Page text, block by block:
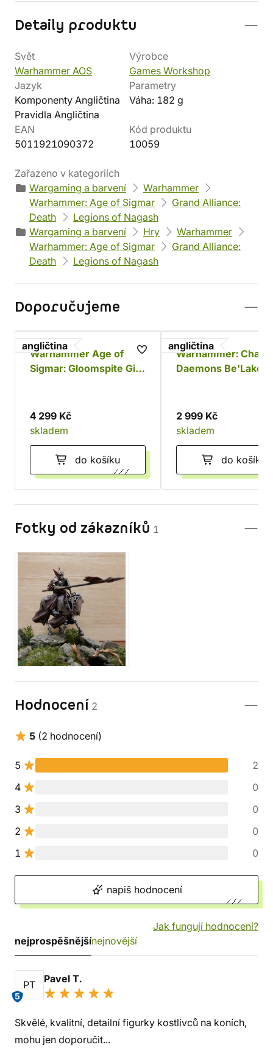
Detaily produktu
Svět
Warhammer AOS
Výrobce
Games Workshop
Jazyk
Komponenty Angličtina
Pravidla Angličtina
Parametry
Váha: 182 g
EAN
5011921090372
Kód produktu
10059
Zařazeno v kategoriích
Wargaming a barvení
Warhammer
Warhammer: Age of Sigmar
Grand Alliance:
Death
Legions of Nagash
Wargaming a barvení
Hry
Warhammer
Warhammer: Age of Sigmar
Grand Alliance:
Death
Legions of Nagash
Doporučujeme
angličtina
Warhammer Age of
Sigmar: Gloomspite Gitz
4 299 Kč
skladem
do košíku
angličtina
Warhammer: Chaos
Daemons Be'Lakor
2 999 Kč
skladem
do košíku
Fotky od zákazníků 1
Hodnocení 2
5 (2 hodnocení)
5
2
4
0
3
0
2
0
1
0
napiš hodnocení
Jak fungují hodnocení?
nejprospěšnějšínejnovější
PT
5
Pavel T.
Skvělé, kvalitní, detailní figurky kostlivců na koních,
mohu jen doporučit...